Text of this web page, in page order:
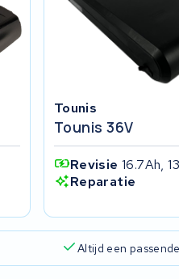
Tounis
Tounis 36V
Revisie 16.7Ah,
Reparatie
Altijd een